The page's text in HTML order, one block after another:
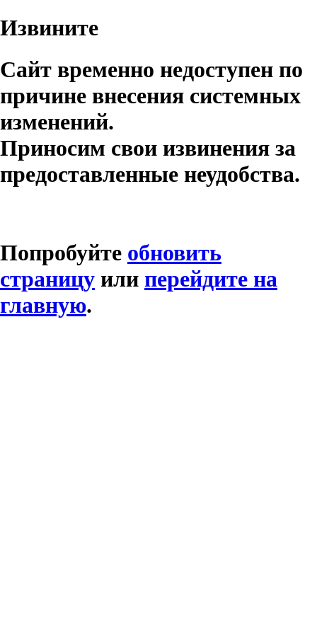
Извините
Сайт временно недоступен по
причине внесения системных
изменений.
Приносим свои извинения за
предоставленные неудобства.
Попробуйте обновить
страницу или перейдите на
главную.